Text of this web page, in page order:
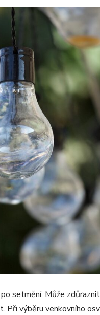
setmění. Může
výběru venkovního